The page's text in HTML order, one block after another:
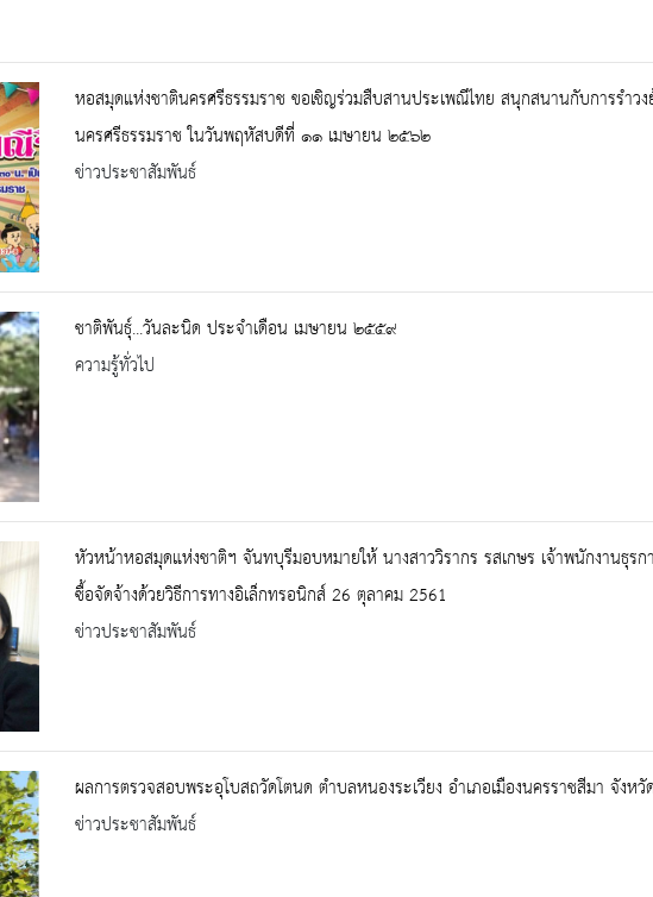
หอสมุดแห่งชาตินครศรีธรรมราช ขอเชิญร่วมสืบสานประเพณีไทย สนุกสนานกับการรำ
นครศรีธรรมราช ในวันพฤหัสบดีที่ ๑๑ เมษายน ๒๕๖๒
ข่าวประชาสัมพันธ์
ชาติพันธุ์...วันละนิด ประจำเดือน เมษายน ๒๕๕๙
ความรู้ทั่วไป
หัวหน้าหอสมุดแห่งชาติฯ จันทบุรีมอบหมายให้ นางสาววิรากร รสเกษร เจ้าพนักงานธุร
ซื้อจัดจ้างด้วยวิธีการทางอิเล็กทรอนิกส์ 26 ตุลาคม 2561
ข่าวประชาสัมพันธ์
ผลการตรวจสอบพระอุโบสถวัดโตนด ตำบลหนองระเวียง อำเภอเมืองนครราชสีมา จังห
ข่าวประชาสัมพันธ์